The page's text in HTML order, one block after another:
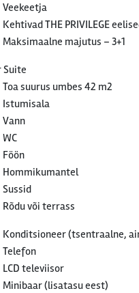
Veekeetja
Kehtivad THE PRIVILEGE
Maksimaalne majutus – 3+1
Suite
Toa suurus umbes 42 m2
Istumisala
Vann
WC
Föön
Hommikumantel
Sussid
Rõdu või terrass
Konditsioneer (tsentraalne,
Telefon
LCD televiisor
Minibaar (lisatasu eest)